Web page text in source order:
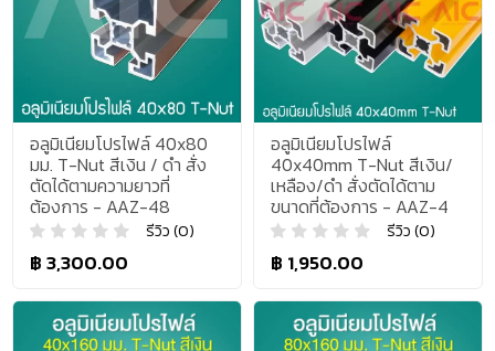
อลูมิเนียมโปรไฟล์ 40x80
มม. T-Nut สีเงิน / ดำ สั่ง
ตัดได้ตามความยาวที่
ต้องการ - AAZ-48
รีวิว (0)
฿ 3,300.00
อลูมิเนียมโปรไฟล์
40x40mm T-Nut สีเงิน/
เหลือง/ดำ สั่งตัดได้ตาม
ขนาดที่ต้องการ - AAZ-4
รีวิว (0)
฿ 1,950.00